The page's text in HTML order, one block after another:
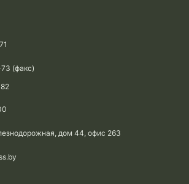
(факс)
дом 44, офис 263